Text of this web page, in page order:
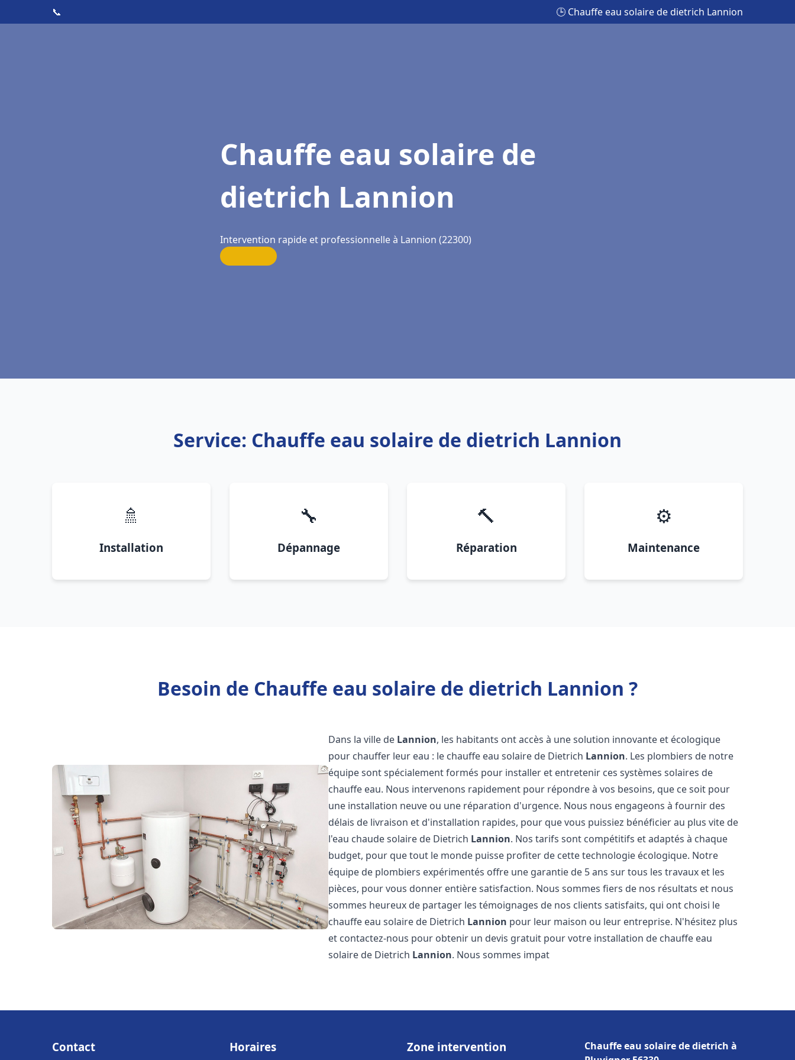
📞 🕒 Chauffe eau solaire de dietrich Lannion
Chauffe eau solaire de
dietrich Lannion
Intervention rapide et professionnelle à Lannion (22300)
Service: Chauffe eau solaire de dietrich Lannion
🚿
Installation
🔧
Dépannage
🔨
Réparation
⚙️
Maintenance
Besoin de Chauffe eau solaire de dietrich Lannion ?
Dans la ville de Lannion, les habitants ont accès à une solution innovante et écologique
pour chauffer leur eau : le chauffe eau solaire de Dietrich Lannion. Les plombiers de notre
équipe sont spécialement formés pour installer et entretenir ces systèmes solaires de
chauffe eau. Nous intervenons rapidement pour répondre à vos besoins, que ce soit pour
une installation neuve ou une réparation d'urgence. Nous nous engageons à fournir des
délais de livraison et d'installation rapides, pour que vous puissiez bénéficier au plus vite de
l'eau chaude solaire de Dietrich Lannion. Nos tarifs sont compétitifs et adaptés à chaque
budget, pour que tout le monde puisse profiter de cette technologie écologique. Notre
équipe de plombiers expérimentés offre une garantie de 5 ans sur tous les travaux et les
pièces, pour vous donner entière satisfaction. Nous sommes fiers de nos résultats et nous
sommes heureux de partager les témoignages de nos clients satisfaits, qui ont choisi le
chauffe eau solaire de Dietrich Lannion pour leur maison ou leur entreprise. N'hésitez plus
et contactez-nous pour obtenir un devis gratuit pour votre installation de chauffe eau
solaire de Dietrich Lannion. Nous sommes impat
Contact Horaires Zone intervention
Chauffe eau solaire de dietrich à